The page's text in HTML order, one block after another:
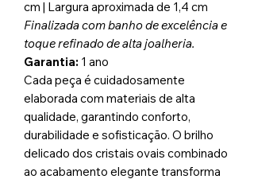
cm | Largura aproximada de 1,4 cm
Finalizada com banho de excelência e
toque refinado de alta joalheria.
Garantia: 1 ano
Cada peça é cuidadosamente
elaborada com materiais de alta
qualidade, garantindo conforto,
durabilidade e sofisticação. O brilho
delicado dos cristais ovais combinado
ao acabamento elegante transforma